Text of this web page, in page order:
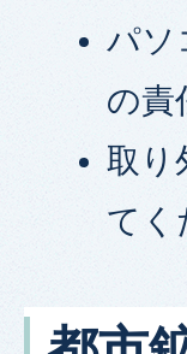
パソ
の責
取り
てく